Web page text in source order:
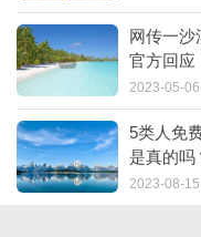
网传一沙
官方回应
2023-05-06
5类人免
是真的吗
2023-08-15